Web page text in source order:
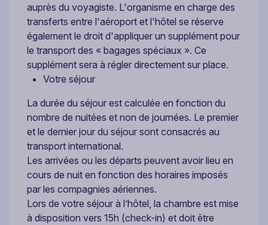
auprès du voyagiste. L'organisme en charge des
transferts entre l'aéroport et l'hôtel se réserve
également le droit d'appliquer un supplément pour
le transport des « bagages spéciaux ». Ce
supplément sera à régler directement sur place.
Votre séjour
La durée du séjour est calculée en fonction du
nombre de nuitées et non de journées. Le premier
et le dernier jour du séjour sont consacrés au
transport international.
Les arrivées ou les départs peuvent avoir lieu en
cours de nuit en fonction des horaires imposés
par les compagnies aériennes.
Lors de votre séjour à l’hôtel, la chambre est mise
à disposition vers 15h (check-in) et doit être